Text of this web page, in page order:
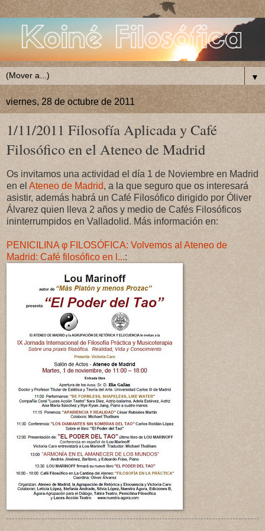
▼
viernes, 28 de octubre de 2011
1/11/2011 Filosofía Aplicada y Café
Filosófico en el Ateneo de Madrid
Os invitamos una actividad el día 1 de Noviembre en Madrid
en el Ateneo de Madrid, a la que seguro que os interesará
asistir, además habrá un Café Filosófico dirigido por Óliver
Álvarez quien lleva 2 años y medio de Cafés Filosóficos
ininterrumpidos en Valladolid. Más información en:
PENICILINA φ FILOSÓFICA: Volvemos al Ateneo de
Madrid: Café filosófico en l...: